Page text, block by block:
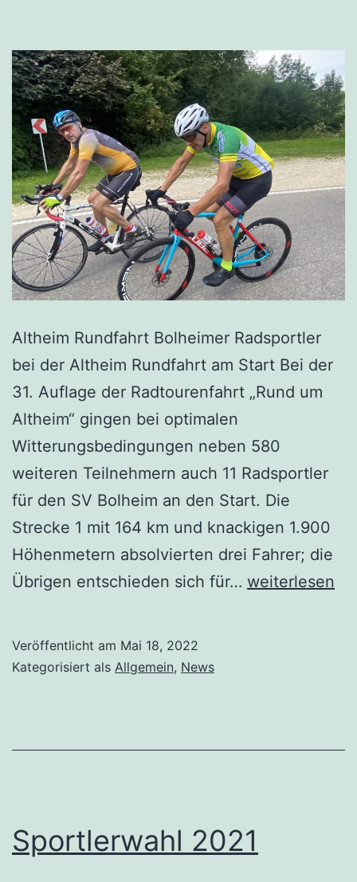
Altheim Rundfahrt Bolheimer Radsportler
bei der Altheim Rundfahrt am Start Bei der
31. Auflage der Radtourenfahrt „Rund um
Altheim“ gingen bei optimalen
Witterungsbedingungen neben 580
weiteren Teilnehmern auch 11 Radsportler
für den SV Bolheim an den Start. Die
Strecke 1 mit 164 km und knackigen 1.900
Höhenmetern absolvierten drei Fahrer; die
Übrigen entschieden sich für… weiterlesen
Veröffentlicht am Mai 18, 2022
Kategorisiert als Allgemein, News
Sportlerwahl 2021